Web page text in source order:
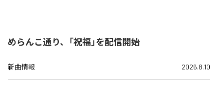
めらんこ通り、「祝福」を配信開始
新曲情報 2026.8.10